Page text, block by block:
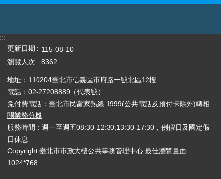
:::
更新日期
115-08-10
瀏覽人次
8362
地址：110204臺北市信義區市府路一號北區12樓
電話：02-27208889（代表號）
免付費電話：臺北市民當家熱線 1999(公共電話及預付卡除外)轉相
關業務分機
服務時間：週一至週五08:30-12:30,13:30-17:30，例假日及國定假
日休息
Copyright 臺北市市政大樓公共事務管理中心 最佳瀏覽畫面
1024*768